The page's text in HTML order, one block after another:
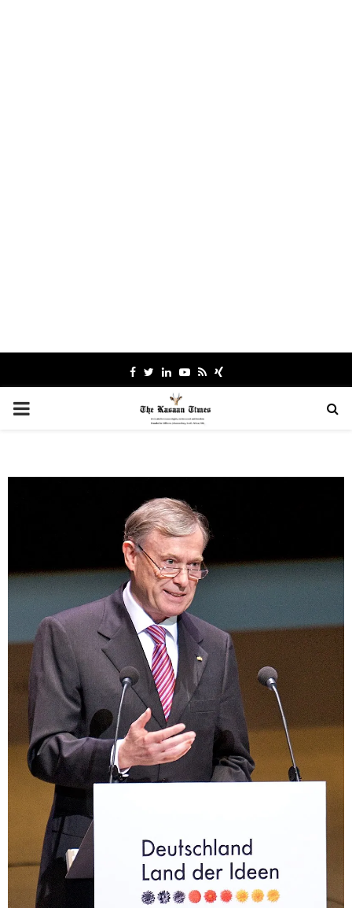
Facebook
TwitterLinkedinYoutube
RssXing
PRIMARY